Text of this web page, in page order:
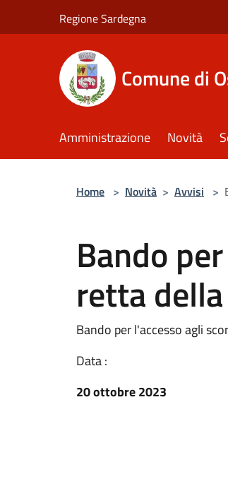
Regione Sardegna
Comune di
Amministrazione Novità
Home > Novità > Avvisi >
Bando
retta
Bando per l'accesso agli
Data :
20 ottobre 2023